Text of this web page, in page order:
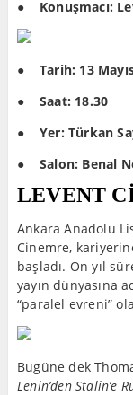
● Konuşmacı:
● Tarih: 13
● Saat: 18.30
● Yer: Türkan
● Salon: Benal
LEVENT
Ankara Anadolu
Cinemre,
başladı. On yıl
yayın dünyasına
“paralel evreni”
Bugüne dek
Lenin’den Stalin’e